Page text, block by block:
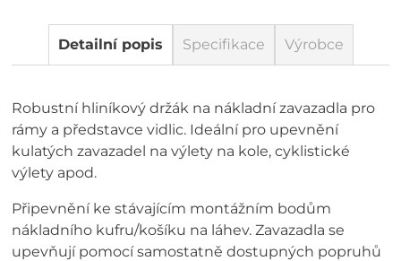
Detailní popis Specifikace Výrobce
Robustní hliníkový držák na nákladní zavazadla pro
rámy a představce vidlic. Ideální pro upevnění
kulatých zavazadel na výlety na kole, cyklistické
výlety apod.
Připevnění ke stávajícím montážním bodům
nákladního kufru/košíku na láhev. Zavazadla se
upevňují pomocí samostatně dostupných popruhů